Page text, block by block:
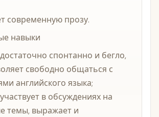
современную прозу.
навыки
спонтанно и бегло,
свободно общаться с
английского языка;
в обсуждениях на
темы, выражает и